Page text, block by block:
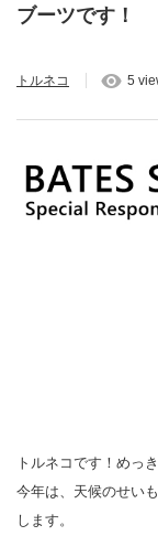
ブーツです！
トルネコ 5
トルネコです！めっ
今年は、天候のせい
します。